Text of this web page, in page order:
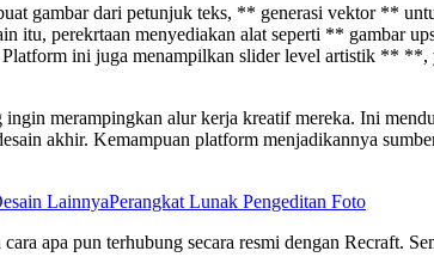
gambar dari petunjuk teks, ** generasi vektor **
itu, perekrtaan menyediakan alat seperti **
ini juga menampilkan slider level artistik **
merampingkan alur kerja kreatif mereka. Ini
akhir. Kemampuan platform menjadikannya
LainnyaPerangkat Lunak Pengeditan Foto
apa pun terhubung secara resmi dengan Recraft.